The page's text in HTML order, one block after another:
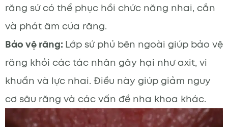
răng sứ có thể phục hồi chức năng nhai, cắn
và phát âm của răng.
Bảo vệ răng: Lớp sứ phủ bên ngoài giúp bảo vệ
răng khỏi các tác nhân gây hại như axit, vi
khuẩn và lực nhai. Điều này giúp giảm nguy
cơ sâu răng và các vấn đề nha khoa khác.